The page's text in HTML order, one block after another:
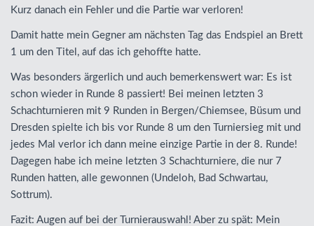
Kurz danach ein Fehler und die Partie war verloren!
Damit hatte mein Gegner am nächsten Tag das Endspiel an Brett
1 um den Titel, auf das ich gehoffte hatte.
Was besonders ärgerlich und auch bemerkenswert war: Es ist
schon wieder in Runde 8 passiert! Bei meinen letzten 3
Schachturnieren mit 9 Runden in Bergen/Chiemsee, Büsum und
Dresden spielte ich bis vor Runde 8 um den Turniersieg mit und
jedes Mal verlor ich dann meine einzige Partie in der 8. Runde!
Dagegen habe ich meine letzten 3 Schachturniere, die nur 7
Runden hatten, alle gewonnen (Undeloh, Bad Schwartau,
Sottrum).
Fazit: Augen auf bei der Turnierauswahl! Aber zu spät: Mein